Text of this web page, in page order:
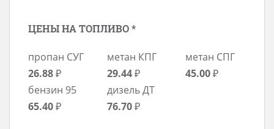
ЦЕНЫ НА ТОПЛИВО *
пропан СУГ
26.88₽
метан КПГ
29.44₽
метан СПГ
45.00₽
бензин 95
65.40₽
дизель ДТ
76.70₽